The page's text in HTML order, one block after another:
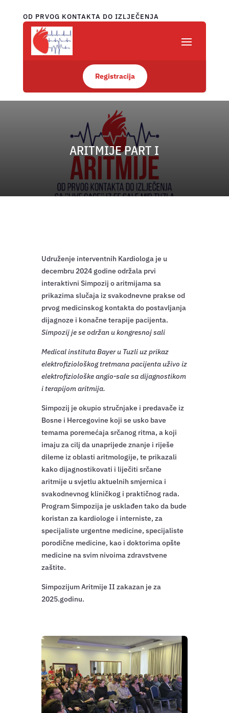
OD PRVOG KONTAKTA DO IZLJEČENJA
Registracija
ARITMIJE PART I
Udruženje interventnih Kardiologa je u
decembru 2024 godine održala prvi
interaktivni Simpozij o aritmijama sa
prikazima slučaja iz svakodnevne prakse od
prvog medicinskog kontakta do postavljanja
dijagnoze i konačne terapije pacijenta.
Simpozij je se održan u kongresnoj sali
Medical instituta Bayer u Tuzli uz prikaz
elektrofiziološkog tretmana pacijenta uživo iz
elektrofiziološke angio-sale sa dijagnostikom
i terapijom aritmija.
Simpozij je okupio stručnjake i predavače iz
Bosne i Hercegovine koji se usko bave
temama poremećaja srčanog ritma, a koji
imaju za cilj da unaprijede znanje i riješe
dileme iz oblasti aritmologije, te prikazali
kako dijagnostikovati i liječiti srčane
aritmije u svjetlu aktuelnih smjernica i
svakodnevnog kliničkog i praktičnog rada.
Program Simpozija je usklađen tako da bude
koristan za kardiologe i interniste, za
specijaliste urgentne medicine, specijaliste
porodične medicine, kao i doktorima opšte
medicine na svim nivoima zdravstvene
zaštite.
Simpozijum Aritmije II zakazan je za
2025.godinu.